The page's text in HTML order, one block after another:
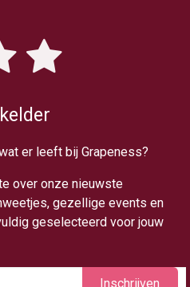
er leeft bij Grapeness?
over onze nieuwste
gezellige events en
geselecteerd voor jouw
Inschrijv​​​​​​​​​​en